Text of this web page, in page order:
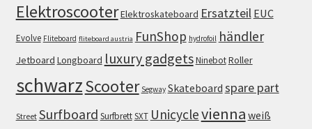
ElektroscooterElektroskateboard Ersatzteil EUC
Evolve Fliteboard fliteboard austria FunShop hydrofoil händler
Jetboard Longboard luxury gadgetsNinebotRoller
schwarzScooter Segway Skateboard spare part
Street Surfboard SurfbrettSXT Unicyclevienna weiß